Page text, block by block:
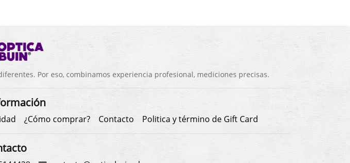
Por eso, combinamos experiencia profesional, mediciones precisas.
¿Cómo comprar? Contacto Politica y término de Gift Card